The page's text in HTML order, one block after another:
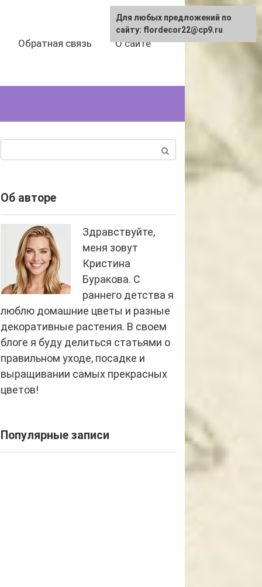
Обратная связь О сайте
Об авторе
Здравствуйте,
меня зовут
Кристина
Буракова. С
раннего детства я
люблю домашние цветы и разные
декоративные растения. В своем
блоге я буду делиться статьями о
правильном уходе, посадке и
выращивании самых прекрасных
цветов!
Популярные записи
Для любых предложений по
сайту: flordecor22@cp9.ru